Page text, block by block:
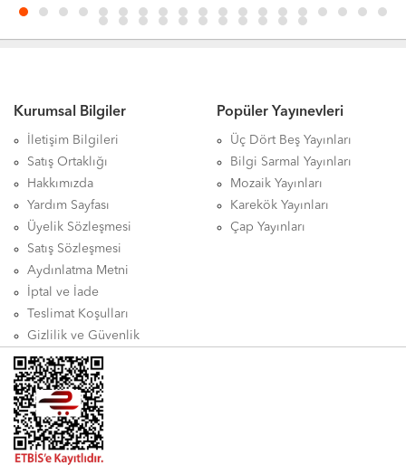
Kurumsal Bilgiler
İletişim Bilgileri
Satış Ortaklığı
Hakkımızda
Yardım Sayfası
Üyelik Sözleşmesi
Satış Sözleşmesi
Aydınlatma Metni
İptal ve İade
Teslimat Koşulları
Gizlilik ve Güvenlik
Popüler Yayınevleri
Üç Dört Beş Yayınları
Bilgi Sarmal Yayınları
Mozaik Yayınları
Karekök Yayınları
Çap Yayınları